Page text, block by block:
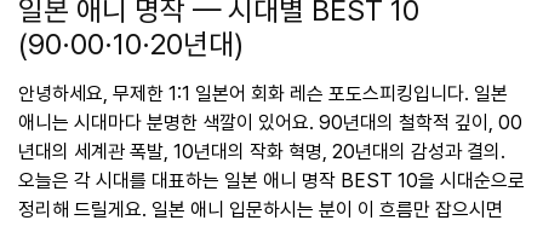
일본 애니 명작 — 시대별 BEST 10
(90·00·10·20년대)
안녕하세요, 무제한 1:1 일본어 회화 레슨 포도스피킹입니다. 일본
애니는 시대마다 분명한 색깔이 있어요. 90년대의 철학적 깊이, 00
년대의 세계관 폭발, 10년대의 작화 혁명, 20년대의 감성과 결의.
오늘은 각 시대를 대표하는 일본 애니 명작 BEST 10을 시대순으로
정리해 드릴게요. 일본 애니 입문하시는 분이 이 흐름만 잡으시면